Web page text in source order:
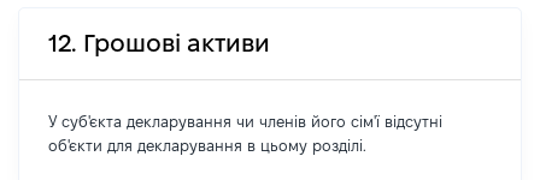
12. Грошові активи
У суб'єкта декларування чи членів його сім'ї відсутні
об'єкти для декларування в цьому розділі.